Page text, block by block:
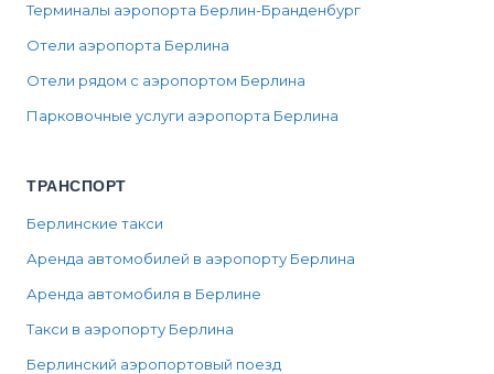
Терминалы аэропорта Берлин-Бранденбург
Отели аэропорта Берлина
Отели рядом с аэропортом Берлина
Парковочные услуги аэропорта Берлина
ТРАНСПОРТ
Берлинские такси
Аренда автомобилей в аэропорту Берлина
Аренда автомобиля в Берлине
Такси в аэропорту Берлина
Берлинский аэропортовый поезд